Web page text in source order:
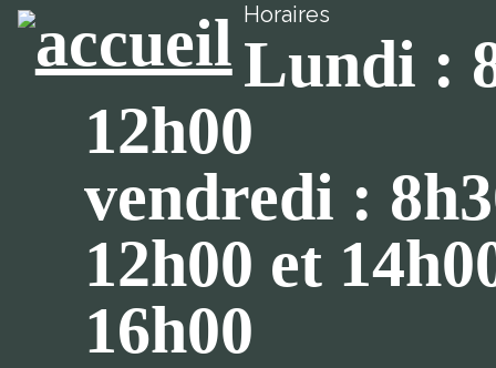
Horaires
Lundi :
12h00
vendredi :
12h00 et
16h00